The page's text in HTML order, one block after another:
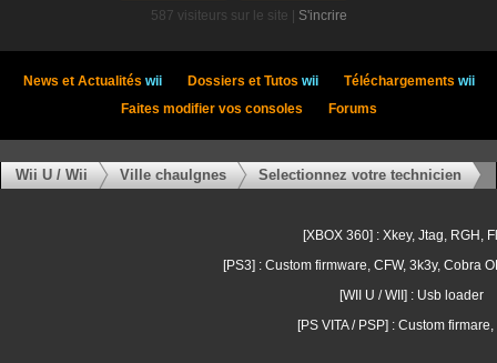
587 visiteurs sur le site | S'incrire
News et Actualités wii Dossiers et Tutos wii Téléchargements wii
Faites modifier vos consoles
Forums
Wii U / Wii Ville chaulgnes Selectionnez votre technicien
[XBOX 360] : Xkey, Jtag, RGH,
[PS3] : Custom firmware, CFW, 3k3y, Cobra
[WII U / WII] : Usb loader
[PS VITA / PSP] : Custom firmare,